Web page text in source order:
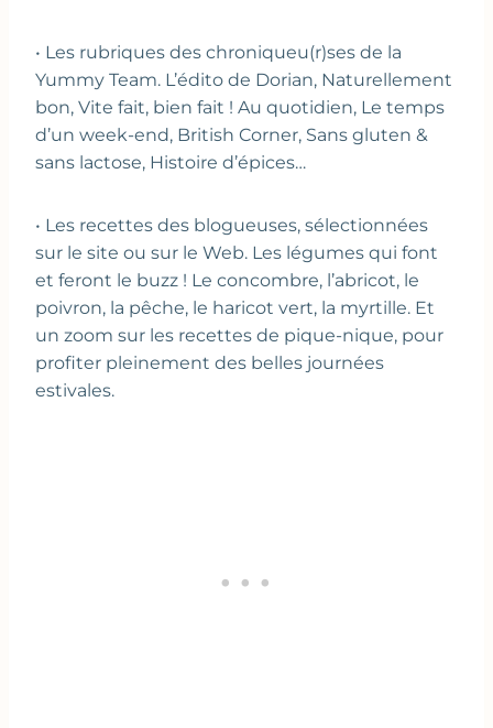
• Les rubriques des chroniqueu(r)ses de la
Yummy Team. L’édito de Dorian, Naturellement
bon, Vite fait, bien fait ! Au quotidien, Le temps
d’un week-end, British Corner, Sans gluten &
sans lactose, Histoire d’épices…
• Les recettes des blogueuses, sélectionnées
sur le site ou sur le Web. Les légumes qui font
et feront le buzz ! Le concombre, l’abricot, le
poivron, la pêche, le haricot vert, la myrtille. Et
un zoom sur les recettes de pique-nique, pour
profiter pleinement des belles journées
estivales.